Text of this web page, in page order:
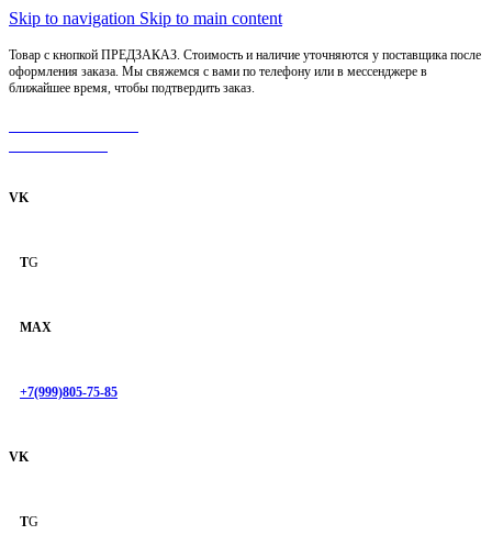
Skip to navigation Skip to main content
Товар с кнопкой ПРЕДЗАКАЗ. Стоимость и наличие уточняются у поставщика после
оформления заказа. Мы свяжемся с вами по телефону или в мессенджере в
ближайшее время, чтобы подтвердить заказ.
VK
TG
MAX
+7(999)805-75-85
VK
TG